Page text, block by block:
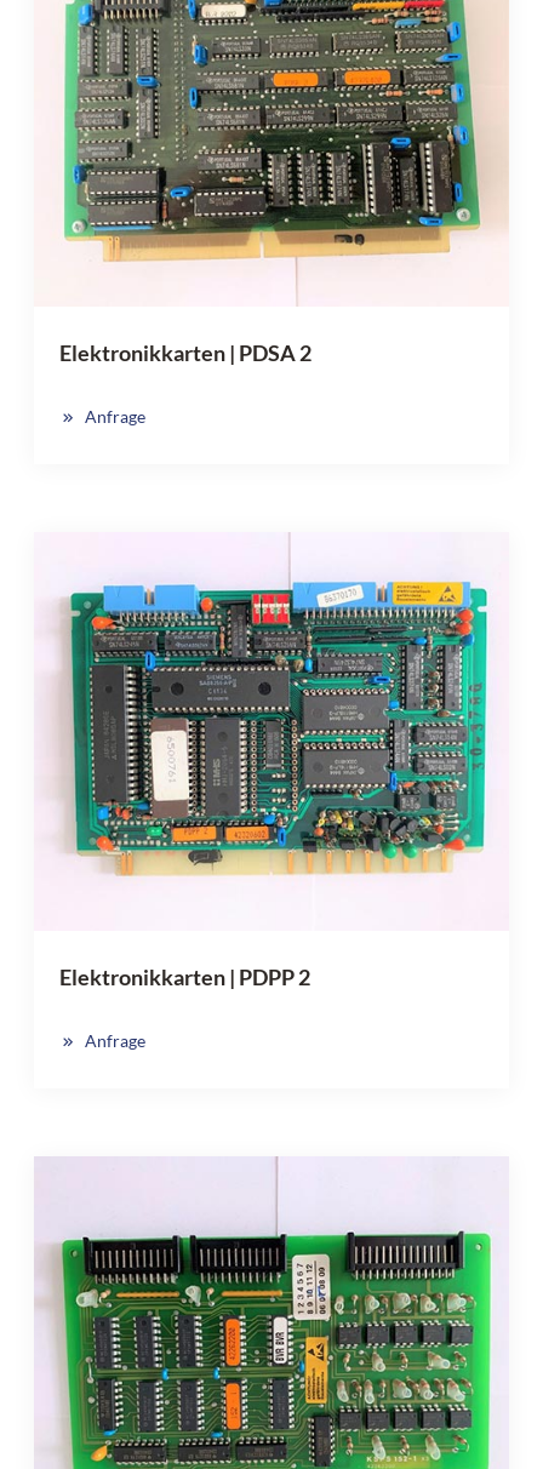
Elektronikkarten | PDSA 2
Anfrage
Elektronikkarten | PDPP 2
Anfrage